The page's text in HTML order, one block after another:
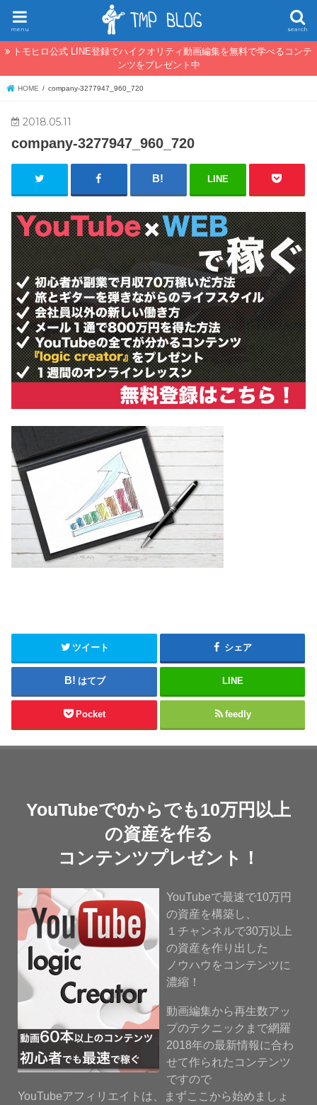
search
menu
トモヒロ公式 LINE登録でハイクオリティ動画編集を無料で学べるコンテ
ンツをプレゼント中
HOME company-3277947_960_720
2018.05.11
company-3277947_960_720
LINE
ツイート シェア
はてブ LINE
Pocket feedly
YouTubeで0からでも10万円以上
の資産を作る
コンテンツプレゼント！
YouTubeで最速で10万円
の資産を構築し、
１チャンネルで30万以上
の資産を作り出した
ノウハウをコンテンツに
濃縮！
動画編集から再生数アッ
プのテクニックまで網羅
2018年の最新情報に合わ
せて作られたコンテンツ
ですので
YouTubeアフィリエイトは、まずここから始めましょ